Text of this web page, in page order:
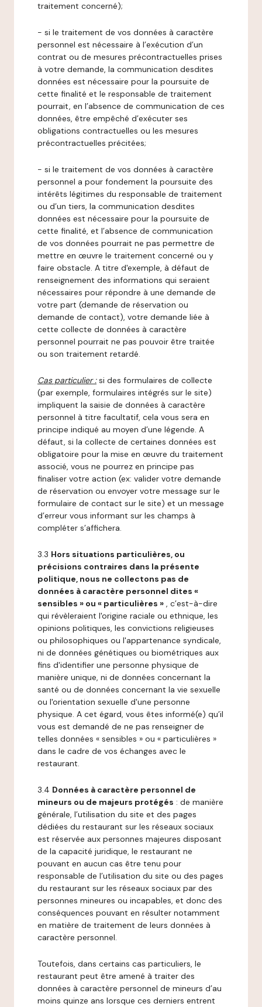
traitement concerné);
- si le traitement de vos données à caractère
personnel est nécessaire à l’exécution d’un
contrat ou de mesures précontractuelles prises
à votre demande, la communication desdites
données est nécessaire pour la poursuite de
cette finalité et le responsable de traitement
pourrait, en l’absence de communication de ces
données, être empêché d’exécuter ses
obligations contractuelles ou les mesures
précontractuelles précitées;
- si le traitement de vos données à caractère
personnel a pour fondement la poursuite des
intérêts légitimes du responsable de traitement
ou d’un tiers, la communication desdites
données est nécessaire pour la poursuite de
cette finalité, et l’absence de communication
de vos données pourrait ne pas permettre de
mettre en œuvre le traitement concerné ou y
faire obstacle. A titre d'exemple, à défaut de
renseignement des informations qui seraient
nécessaires pour répondre à une demande de
votre part (demande de réservation ou
demande de contact), votre demande liée à
cette collecte de données à caractère
personnel pourrait ne pas pouvoir être traitée
ou son traitement retardé.
Cas particulier : si des formulaires de collecte
(par exemple, formulaires intégrés sur le site)
impliquent la saisie de données à caractère
personnel à titre facultatif, cela vous sera en
principe indiqué au moyen d’une légende. A
défaut, si la collecte de certaines données est
obligatoire pour la mise en œuvre du traitement
associé, vous ne pourrez en principe pas
finaliser votre action (ex: valider votre demande
de réservation ou envoyer votre message sur le
formulaire de contact sur le site) et un message
d’erreur vous informant sur les champs à
compléter s’affichera.
3.3 Hors situations particulières, ou
précisions contraires dans la présente
politique, nous ne collectons pas de
données à caractère personnel dites «
sensibles » ou « particulières » , c’est-à-dire
qui révèleraient l'origine raciale ou ethnique, les
opinions politiques, les convictions religieuses
ou philosophiques ou l'appartenance syndicale,
ni de données génétiques ou biométriques aux
fins d'identifier une personne physique de
manière unique, ni de données concernant la
santé ou de données concernant la vie sexuelle
ou l'orientation sexuelle d'une personne
physique. A cet égard, vous êtes informé(e) qu’il
vous est demandé de ne pas renseigner de
telles données « sensibles » ou « particulières »
dans le cadre de vos échanges avec le
restaurant.
3.4 Données à caractère personnel de
mineurs ou de majeurs protégés : de manière
générale, l’utilisation du site et des pages
dédiées du restaurant sur les réseaux sociaux
est réservée aux personnes majeures disposant
de la capacité juridique, le restaurant ne
pouvant en aucun cas être tenu pour
responsable de l’utilisation du site ou des pages
du restaurant sur les réseaux sociaux par des
personnes mineures ou incapables, et donc des
conséquences pouvant en résulter notamment
en matière de traitement de leurs données à
caractère personnel.
Toutefois, dans certains cas particuliers, le
restaurant peut être amené à traiter des
données à caractère personnel de mineurs d’au
moins quinze ans lorsque ces derniers entrent